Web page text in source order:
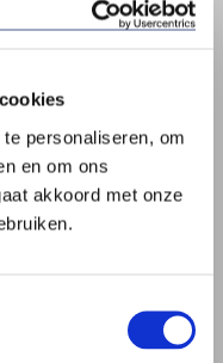
personaliseren, om
en om ons
akkoord met onze